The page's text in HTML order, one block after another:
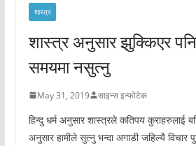
शास्त्र
शास्त्र अनुसार झुक्किएर
समयमा नसुत्नु
May 31, 2019 साइन्स इन्फोटेक
हिन्दु धर्म अनुसार शास्त्रले कतिपय कुराहरुलाई
अनुसार हामीले सुत्नु भन्दा अगाडी जहिल्यै विचार